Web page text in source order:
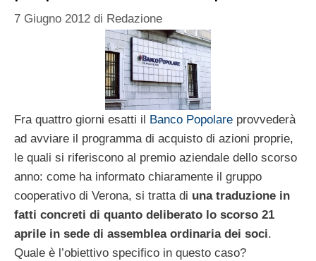
7 Giugno 2012 di Redazione
Fra quattro giorni esatti il Banco Popolare provvederà
ad avviare il programma di acquisto di azioni proprie,
le quali si riferiscono al premio aziendale dello scorso
anno: come ha informato chiaramente il gruppo
cooperativo di Verona, si tratta di una traduzione in
fatti concreti di quanto deliberato lo scorso 21
aprile in sede di assemblea ordinaria dei soci.
Quale è l’obiettivo specifico in questo caso?